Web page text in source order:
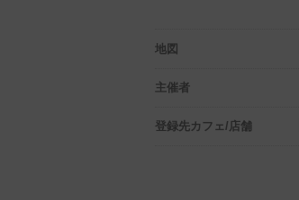
地図
主催者
登録先カフェ/店舗